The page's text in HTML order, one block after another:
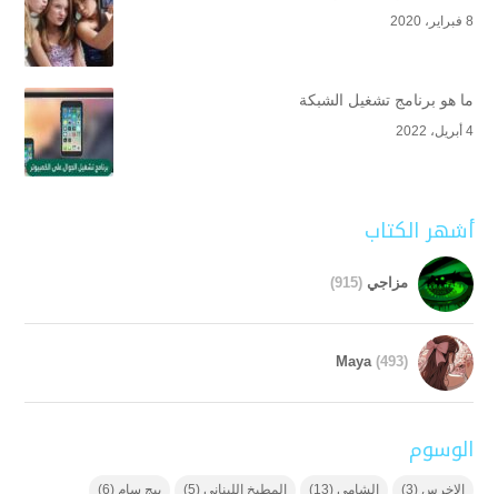
8 فبراير، 2020
ما هو برنامج تشغيل الشبكة
4 أبريل، 2022
أشهر الكتاب
مزاجي (915)
Maya (493)
الوسوم
الاخرس (3) الشامي (13) المطبخ اللبناني (5) بيج سام (6)